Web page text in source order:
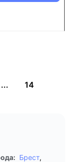
... 14
Брест,